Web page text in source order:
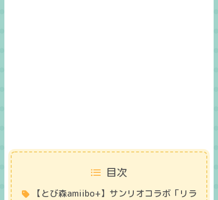
目次
【とび森amiibo+】サンリオコラボ「リラ